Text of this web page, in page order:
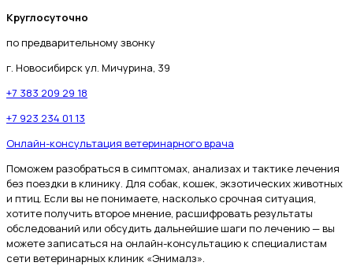
Круглосуточно
по предварительному звонку
г. Новосибирск ул. Мичурина, 39
+7 383 209 29 18
+7 923 234 01 13
Онлайн-консультация ветеринарного врача
Поможем разобраться в симптомах, анализах и тактике лечения
без поездки в клинику. Для собак, кошек, экзотических животных
и птиц. Если вы не понимаете, насколько срочная ситуация,
хотите получить второе мнение, расшифровать результаты
обследований или обсудить дальнейшие шаги по лечению — вы
можете записаться на онлайн-консультацию к специалистам
сети ветеринарных клиник «Энималз».